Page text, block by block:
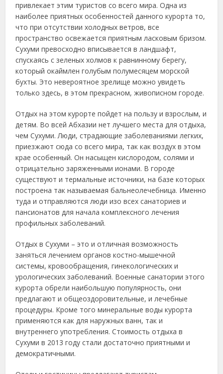
привлекаетэтим туристов со всего мира. Одна из
наиболее приятных особенностей данного курорта то,
что при отсутствии холодных ветров, все
пространство освежается приятным ласковым бризом.
Сухуми превосходно вписывается в ландшафт,
спускаясь с зеленых холмов к равнинному берегу,
который окаймлен голубым полумесяцем морской
бухты. Это невероятное зрелище можно увидеть
только здесь, в этом прекрасном, живописном городе.
Отдых на этом курорте пойдет на пользу и взрослым, и
детям. Во всей Абхазии нет лучшего места для отдыха,
чем Сухуми. Люди, страдающие заболеваниями легких,
приезжают сюда со всего мира, так как воздух в этом
крае особенный. Он насыщен кислородом, солями и
отрицательно заряженными ионами. В городе
существуют и термальные источники, на базе которых
построена так называемая бальнеолечебница. Именно
туда и отправляются люди изо всех санаториев и
пансионатов для начала комплексного лечения
профильных заболеваний.
Отдых в Сухуми – это и отличная возможность
заняться лечением органов костно-мышечной
системы, кровообращения, гинекологических и
урологических заболеваний. Военные санатории этого
курорта обрели наибольшую популярность, они
предлагают и общеоздоровительные, и лечебные
процедуры. Кроме того минеральные воды курорта
применяются как для наружных ванн, так и
внутреннего употребления. Стоимость отдыха в
Сухуми в 2013 году стали достаточно приятными и
демократичными.